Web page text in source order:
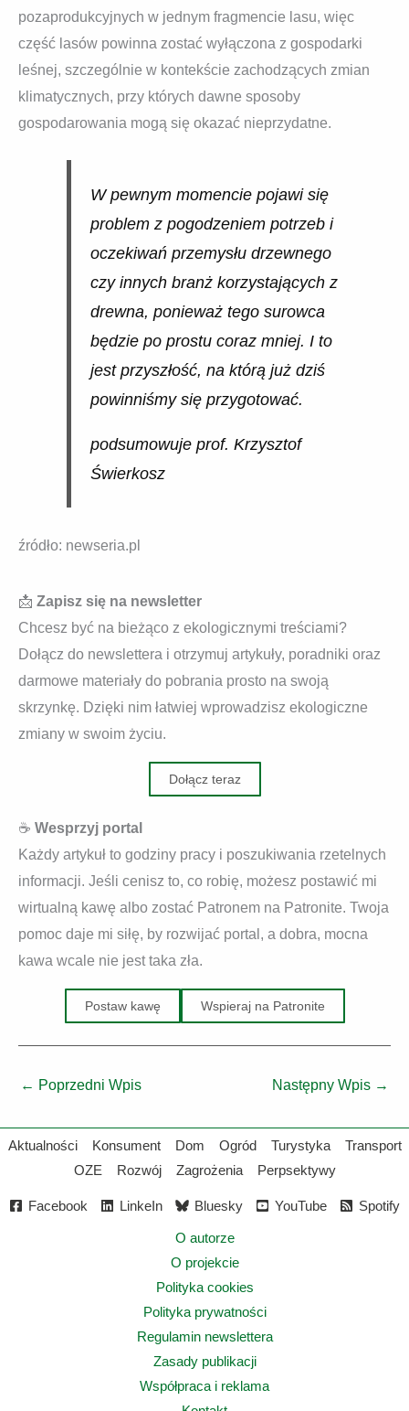
pozaprodukcyjnych w jednym fragmencie lasu, więc
część lasów powinna zostać wyłączona z gospodarki
leśnej, szczególnie w kontekście zachodzących zmian
klimatycznych, przy których dawne sposoby
gospodarowania mogą się okazać nieprzydatne.
W pewnym momencie pojawi się
problem z pogodzeniem potrzeb i
oczekiwań przemysłu drzewnego
czy innych branż korzystających z
drewna, ponieważ tego surowca
będzie po prostu coraz mniej. I to
jest przyszłość, na którą już dziś
powinniśmy się przygotować.
podsumowuje prof. Krzysztof
Świerkosz
źródło: newseria.pl
📩 Zapisz się na newsletter
Chcesz być na bieżąco z ekologicznymi treściami?
Dołącz do newslettera i otrzymuj artykuły, poradniki oraz
darmowe materiały do pobrania prosto na swoją
skrzynkę. Dzięki nim łatwiej wprowadzisz ekologiczne
zmiany w swoim życiu.
Dołącz teraz
☕ Wesprzyj portal
Każdy artykuł to godziny pracy i poszukiwania rzetelnych
informacji. Jeśli cenisz to, co robię, możesz postawić mi
wirtualną kawę albo zostać Patronem na Patronite. Twoja
pomoc daje mi siłę, by rozwijać portal, a dobra, mocna
kawa wcale nie jest taka zła.
Postaw kawę Wspieraj na Patronite
← Poprzedni Wpis Następny Wpis →
Aktualności Konsument Dom Ogród Turystyka
Transport
OZE
Rozwój Zagrożenia Perpsektywy
Facebook LinkeIn Bluesky YouTube Spotify
O autorze
O projekcie
Polityka cookies
Polityka prywatności
Regulamin newslettera
Zasady publikacji
Współpraca i reklama